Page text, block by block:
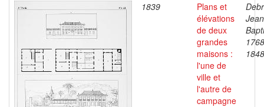
1839
Plans et
élévations
de deux
grandes
maisons :
l'une de
ville et
l'autre de
campagne
Jean
1848